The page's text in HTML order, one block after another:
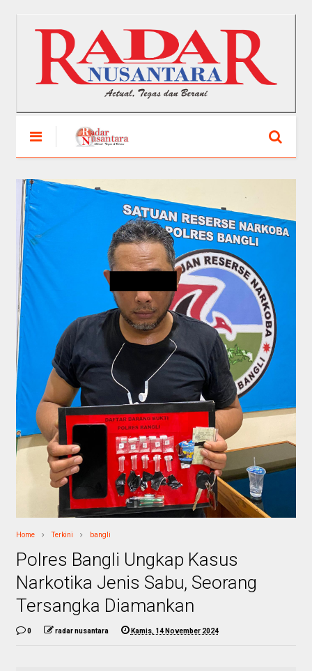
Home Terkini bangli
Polres Bangli Ungkap Kasus
Narkotika Jenis Sabu, Seorang
Tersangka Diamankan
0 radar nusantara Kamis, 14 November 2024